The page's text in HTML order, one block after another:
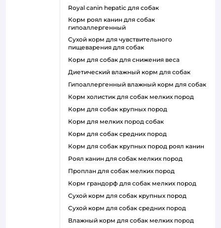
royal canin hepatic для собак
корм роял канин для собак
гипоаллергенный
сухой корм для чувствительного
пищеварения для собак
корм для собак для снижения веса
диетический влажный корм для собак
гипоаллергенный влажный корм для собак
корм холистик для собак мелких пород
корм для собак крупных пород
корм для мелких пород собак
корм для собак средних пород
корм для собак крупных пород роял канин
роял канин для собак мелких пород
проплан для собак мелких пород
корм грандорф для собак мелких пород
сухой корм для собак крупных пород
сухой корм для собак средних пород
влажный корм для собак мелких пород